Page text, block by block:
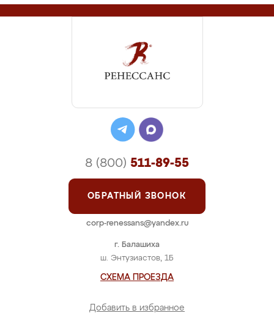
г. Балашиха
ш. Энтузиастов, 1Б
СХЕМА ПРОЕЗДА
Добавить в избранное
8 (800) 511-89-55
ОБРАТНЫЙ ЗВОНОК
corp-renessans@yandex.ru